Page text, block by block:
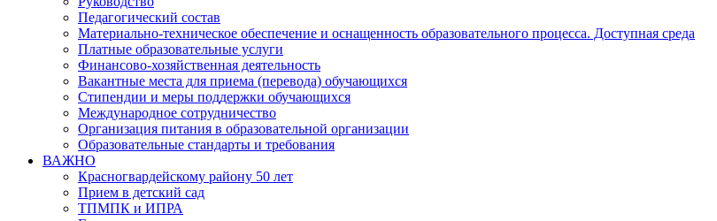
Педагогический состав
Материально-техническое обеспечение и оснащенность образовательного процесса. Доступная среда
Платные образовательные услуги
Финансово-хозяйственная деятельность
Вакантные места для приема (перевода) обучающихся
Стипендии и меры поддержки обучающихся
Международное сотрудничество
Организация питания в образовательной организации
Образовательные стандарты и требования
ВАЖНО
Красногвардейскому району 50 лет
Прием в детский сад
ТПМПК и ИПРА